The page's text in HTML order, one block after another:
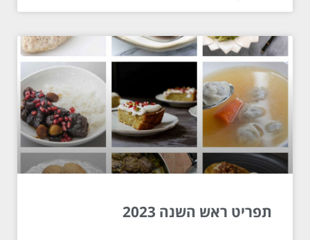
תפריט ראש השנה 2023